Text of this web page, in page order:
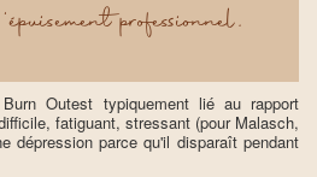
professionnel,
Burn Outest typiquement lié au rapport
fatiguant, stressant (pour Malasch,
dépression parce qu'il disparaît pendant